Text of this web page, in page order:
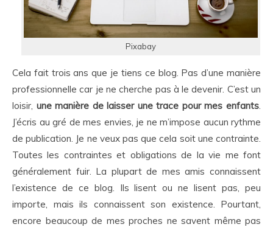
Pixabay
Cela fait trois ans que je tiens ce blog. Pas d’une manière
professionnelle car je ne cherche pas à le devenir. C’est un
loisir, une manière de laisser une trace pour mes enfants.
J’écris au gré de mes envies, je ne m’impose aucun rythme
de publication. Je ne veux pas que cela soit une contrainte.
Toutes les contraintes et obligations de la vie me font
généralement fuir. La plupart de mes amis connaissent
l’existence de ce blog. Ils lisent ou ne lisent pas, peu
importe, mais ils connaissent son existence. Pourtant,
encore beaucoup de mes proches ne savent même pas